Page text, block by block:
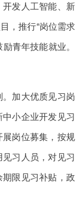
发人工智能、新
，推行“岗位需求
青年技能就业。
。加大优质见习岗
小企业开发见习
岗位募集，按规
习人员，对见习
限见习补贴，政